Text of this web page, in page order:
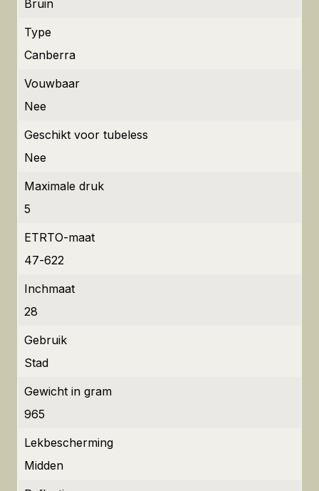
Bruin
Type
Canberra
Vouwbaar
Nee
Geschikt voor tubeless
Nee
Maximale druk
5
ETRTO-maat
47-622
Inchmaat
28
Gebruik
Stad
Gewicht in gram
965
Lekbescherming
Midden